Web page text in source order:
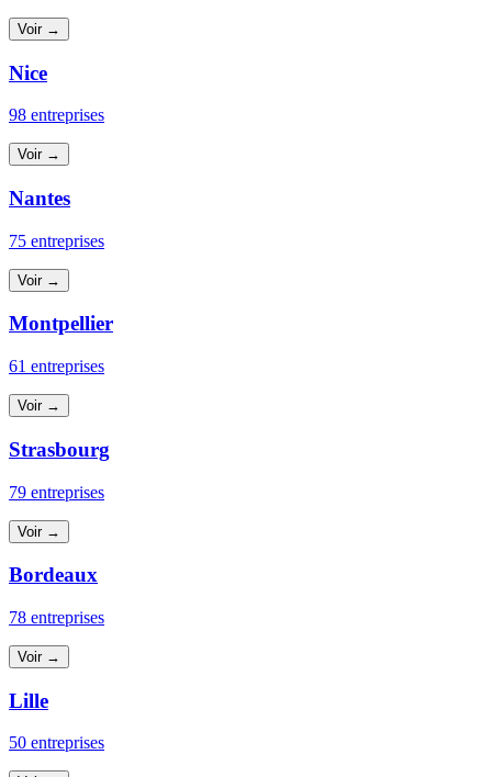
Voir →
Nice
98 entreprises
Voir →
Nantes
75 entreprises
Voir →
Montpellier
61 entreprises
Voir →
Strasbourg
79 entreprises
Voir →
Bordeaux
78 entreprises
Voir →
Lille
50 entreprises